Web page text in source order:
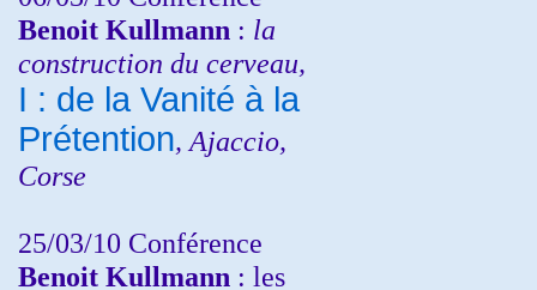
Benoit Kullmann : la
construction du cerveau,
I : de la Vanité à la
Prétention, Ajaccio,
Corse
25/03/10 Conférence
Benoit Kullmann : les